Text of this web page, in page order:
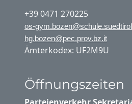
+39 0471 270225
os-
hg.bozen@pec.prov.bz.it
Ämterkodex: UF2M9U
Öffnungszeiten